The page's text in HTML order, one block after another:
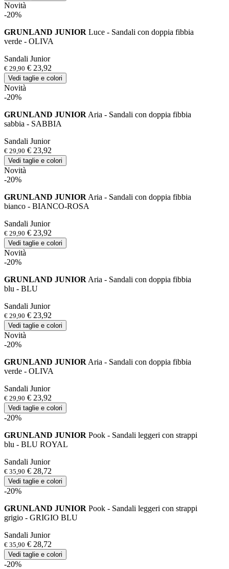
Novità
-20%
GRUNLAND JUNIOR Luce - Sandali con doppia fibbia
verde - OLIVA
Sandali Junior
€ 29,90 € 23,92
Vedi taglie e colori
Novità
-20%
GRUNLAND JUNIOR Aria - Sandali con doppia fibbia
sabbia - SABBIA
Sandali Junior
€ 29,90 € 23,92
Vedi taglie e colori
Novità
-20%
GRUNLAND JUNIOR Aria - Sandali con doppia fibbia
bianco - BIANCO-ROSA
Sandali Junior
€ 29,90 € 23,92
Vedi taglie e colori
Novità
-20%
GRUNLAND JUNIOR Aria - Sandali con doppia fibbia
blu - BLU
Sandali Junior
€ 29,90 € 23,92
Vedi taglie e colori
Novità
-20%
GRUNLAND JUNIOR Aria - Sandali con doppia fibbia
verde - OLIVA
Sandali Junior
€ 29,90 € 23,92
Vedi taglie e colori
-20%
GRUNLAND JUNIOR Pook - Sandali leggeri con strappi
blu - BLU ROYAL
Sandali Junior
€ 35,90 € 28,72
Vedi taglie e colori
-20%
GRUNLAND JUNIOR Pook - Sandali leggeri con strappi
grigio - GRIGIO BLU
Sandali Junior
€ 35,90 € 28,72
Vedi taglie e colori
-20%